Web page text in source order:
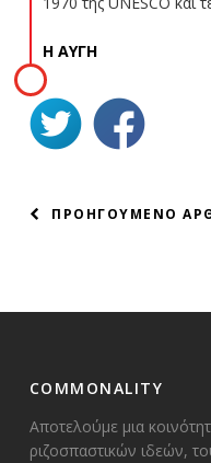
Η ΑΥΓΗ
ΠΛΟΗΓΗΣΗ
ΠΡΟΗΓΟΥΜΕΝΟ
COMMONALITY
Αποτελούμε μια
ριζοσπαστικών ιδεών,